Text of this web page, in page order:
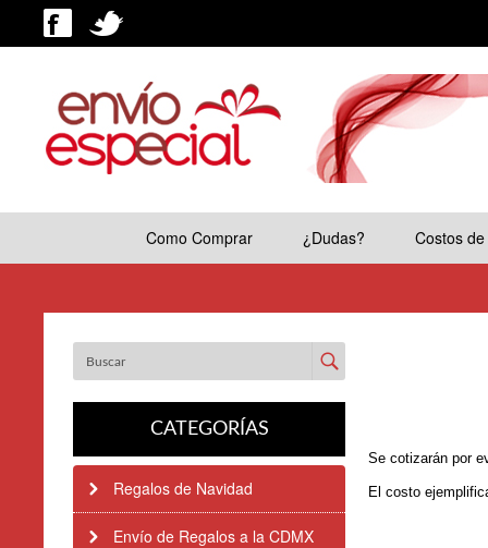
Como Comprar ¿Dudas? Costos
CATEGORÍAS
Regalos de Navidad
Envío de Regalos a la CDMX
Se cotizarán por
El costo